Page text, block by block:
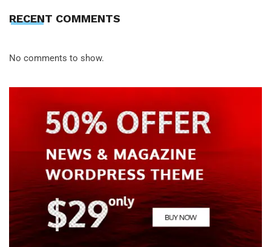
RECENT COMMENTS
No comments to show.